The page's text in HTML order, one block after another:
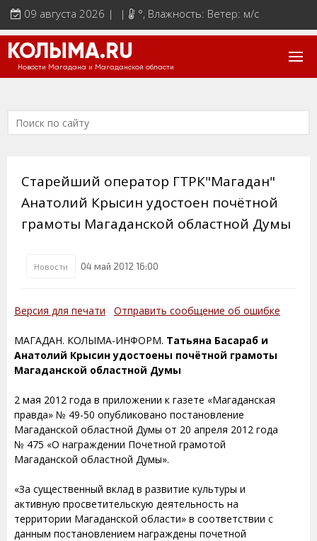
09 августа 2026 | | °, Влажность: Ветер: м/с
КОЛЫМА.RU
Новости Магадана и Магаданской области
Старейший оператор ГТРК"Магадан"
Анатолий Крысин удостоен почётной
грамоты Магаданской областной Думы
Новости 04 май 2012 16:00
Версия для печати Отправить сообщение об ошибке
МАГАДАН. КОЛЫМА-ИНФОРМ. Татьяна Басараб и
Анатолий Крысин удостоены почётной грамоты
Магаданской областной Думы
2 мая 2012 года в приложении к газете «Магаданская
правда» № 49-50 опубликовано постановление
Магаданской областной Думы от 20 апреля 2012 года
№ 475 «О награждении Почетной грамотой
Магаданской областной Думы».
«За существенный вклад в развитие культуры и
активную просветительскую деятельность на
территории Магаданской области» в соответствии с
данным постановлением награждены почетной